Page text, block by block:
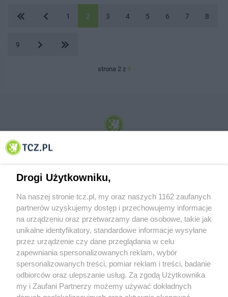
1 2 3 4 5 6 7 8
9
strona 2 z 9
© 2001-2026 Tczew - TCZ.PL Sp. z o.o. Internetowy Serwis Informacyjny Miasta
O FIRMIE POLITYKA PRYWATNOŚCI HOSTING
REKLAMA WSPÓŁPRACA RSS FACEBOOK KONTAKT
Nasze serwisy
Drogi Użytkowniku,
Na naszej stronie tcz.pl, my oraz naszych 1162 zaufanych
partnerów uzyskujemy dostęp i przechowujemy informacje
na urządzeniu oraz przetwarzamy dane osobowe, takie jak
unikalne identyfikatory, standardowe informacje wysyłane
przez urządzenie czy dane przeglądania w celu
zapewniania spersonalizowanych reklam, wybór
spersonalizowanych treści, pomiar reklam i treści, badanie
odbiorców oraz ulepszanie usług. Za zgodą Użytkownika
my i Zaufani Partnerzy możemy używać dokładnych